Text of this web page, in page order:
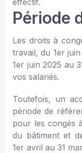
effectif.
Période
Les droits à
travail, du 1er
1er juin 2025 au
vos salariés.
Toutefois, un
période de
pour les congés
du bâtiment et
1er avril au 31